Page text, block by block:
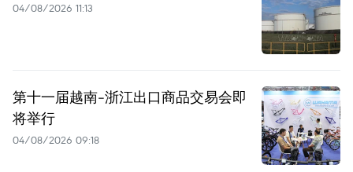
04/08/2026 11:13
第十一届越南-浙江出口商品交易会即
将举行
04/08/2026 09:18